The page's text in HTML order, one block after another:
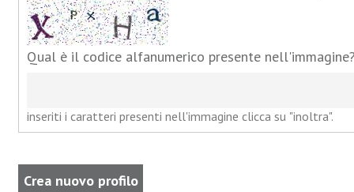
Qual è il codice alfanumerico presente
inseriti i caratteri presenti nell'immagine clicca su "inoltra".